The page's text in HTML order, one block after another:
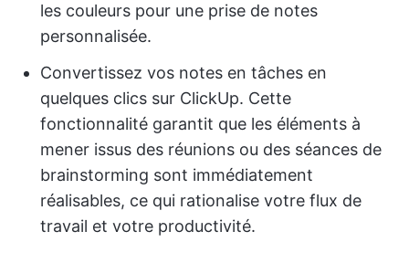
les couleurs pour une prise de notes
personnalisée.
Convertissez vos notes en tâches en
quelques clics sur ClickUp. Cette
fonctionnalité garantit que les éléments à
mener issus des réunions ou des séances de
brainstorming sont immédiatement
réalisables, ce qui rationalise votre flux de
travail et votre productivité.